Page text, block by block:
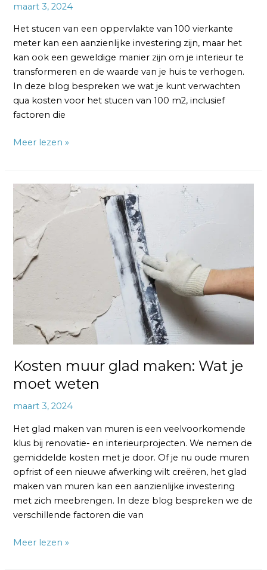
maart 3, 2024
Het stucen van een oppervlakte van 100 vierkante
meter kan een aanzienlijke investering zijn, maar het
kan ook een geweldige manier zijn om je interieur te
transformeren en de waarde van je huis te verhogen.
In deze blog bespreken we wat je kunt verwachten
qua kosten voor het stucen van 100 m2, inclusief
factoren die
Meer lezen »
Kosten muur glad maken: Wat je
moet weten
maart 3, 2024
Het glad maken van muren is een veelvoorkomende
klus bij renovatie- en interieurprojecten. We nemen de
gemiddelde kosten met je door. Of je nu oude muren
opfrist of een nieuwe afwerking wilt creëren, het glad
maken van muren kan een aanzienlijke investering
met zich meebrengen. In deze blog bespreken we de
verschillende factoren die van
Kosten
muur
glad
maken:
Wat
moet
Meer lezen »